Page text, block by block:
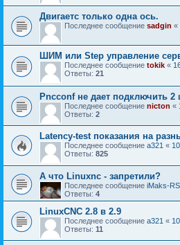
Двигаетс только одна ось.
Последнее сообщение sadgin «
ШИМ или Step управление
Последнее сообщение tokik «
Ответы: 21
Pncconf не дает подключить
Последнее сообщение nicton «
Ответы: 2
Latency-test показания на
Последнее сообщение a321 «
Ответы: 825
А что Linuxnc - запретили?
Последнее сообщение iMaks-RS
Ответы: 4
LinuxCNC 2.8 в 2.9
Последнее сообщение a321 «
Ответы: 11